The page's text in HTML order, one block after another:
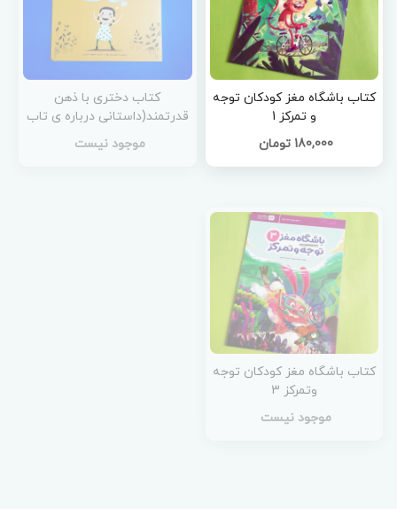
کتاب باشگاه مغز کودکان توجه
و تمرکز 1
180,000 تومان
کتاب دختری با ذهن
قدرتمند(داستانی درباره ی تاب
آوری )
موجود نیست
کتاب باشگاه مغز کودکان توجه
وتمرکز 3
موجود نیست